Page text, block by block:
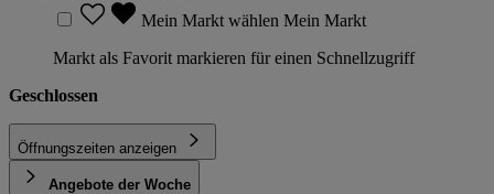
Mein Markt wählen Mein Markt
Markt als Favorit markieren für einen Schnellzugriff
Geschlossen
Öffnungszeiten anzeigen
Angebote der Woche